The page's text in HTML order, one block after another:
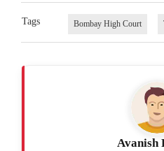
Tags Bombay High Court
Avanish